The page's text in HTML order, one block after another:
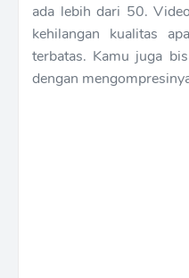
ada lebih dari 50.
kehilangan kualitas
terbatas. Kamu juga
dengan